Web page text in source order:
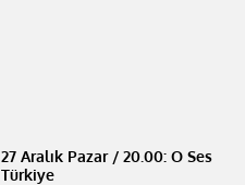
27 Aralık Pazar / 20.00: O Ses
Türkiye